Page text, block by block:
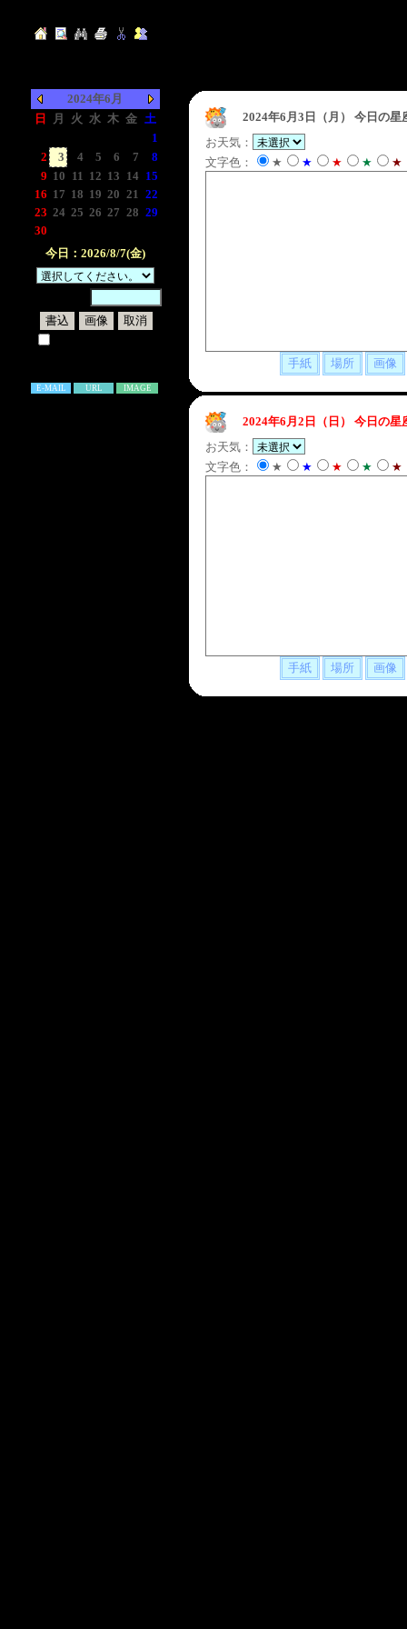
2024年6月
日
月 火 水 木 金 土
1
2
3 4 5 6 7
8
9 10 11 12 13 14 15
16 17 18 19 20 21 22
23 24 25 26 27 28 29
30
今日：2026/8/7(金)
E-MAIL URL IMAGE
2024年6月3日（月）
今日の星
お天気：
文字色：
★ ★ ★ ★ ★
2024年6月2日（日）
今日の星
お天気：
文字色：
★ ★ ★ ★ ★